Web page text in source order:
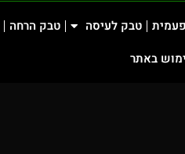
טבק לעיסה טבק הרחה
באתר